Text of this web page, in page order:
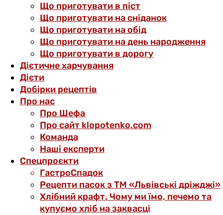
Що приготувати в піст
Що приготувати на сніданок
Що приготувати на обід
Що приготувати на день народження
Що приготувати в дорогу
Дієтичне харчування
Дієти
Добірки рецептів
Про нас
Про Шефа
Про сайт klopotenko.com
Команда
Наші експерти
Спецпроєкти
ГастроСпадок
Рецепти пасок з ТМ «Львівські дріжджі»
Хлібний крафт. Чому ми їмо, печемо та
купуємо хліб на заквасці